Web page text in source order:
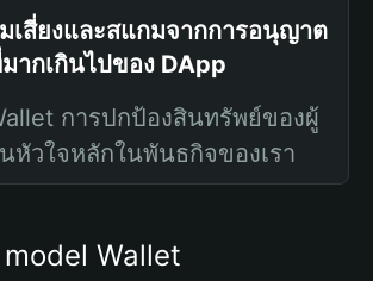
เสี่ยงและสแกมจากการอนุญาต
ากเกินไปของ DApp
การปกป้องสินทรัพย์ของผู้
หัวใจหลักในพันธกิจของเรา
model Wallet